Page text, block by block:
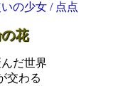
の少女 / 点点
花
だ世界
交わる